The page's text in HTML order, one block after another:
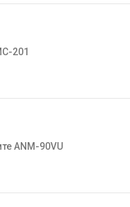
201
ANM-90VU